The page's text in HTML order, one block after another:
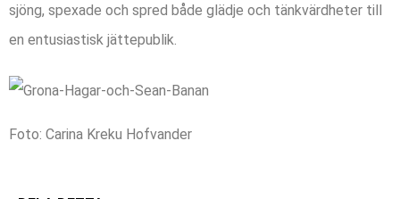
sjöng, spexade och spred både glädje och tänkvärdheter till
en entusiastisk jättepublik.
Foto: Carina Kreku Hofvander